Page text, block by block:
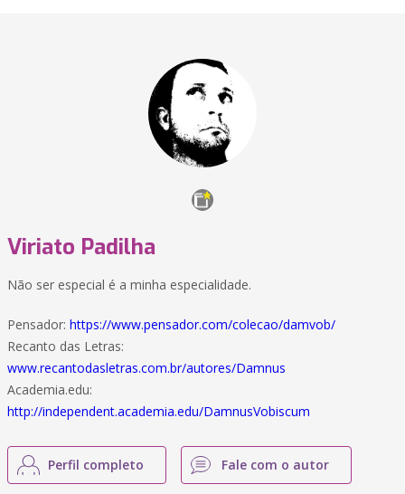
Viriato Padilha
Não ser especial é a minha especialidade.
Pensador: https://www.pensador.com/colecao/damvob/
Recanto das Letras:
www.recantodasletras.com.br/autores/Damnus
Academia.edu:
http://independent.academia.edu/DamnusVobiscum
Perfil completo Fale com o autor